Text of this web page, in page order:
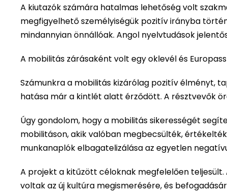
A kiutazók számára hatalmas lehetőség volt
megfigyelhető személyiségük pozitív irányba
mindannyian önnállóak. Angol nyelvtudások
A mobilitás zárásaként volt egy oklevél és
Számunkra a mobilitás kizárólag pozitív élményt,
hatása már a kintlét alatt érződött. A résztvevők
Úgy gondolom, hogy a mobilitás sikerességét
mobilitáson, akik valóban megbecsülték,
munkanaplók elbagatelizálása az egyetlen
A projekt a kitűzött céloknak megfelelően
voltak az új kultúra megismerésére, és